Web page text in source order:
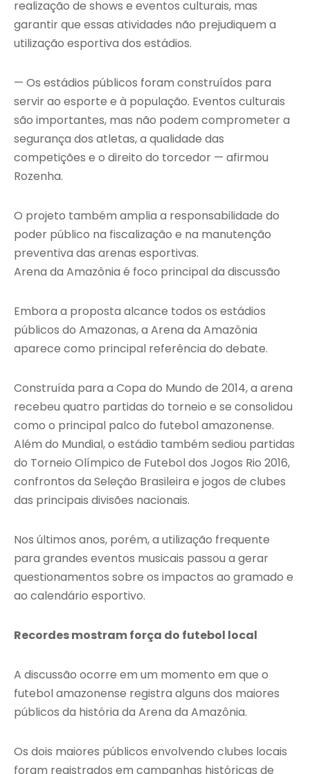
realização de shows e eventos culturais, mas
garantir que essas atividades não prejudiquem a
utilização esportiva dos estádios.
— Os estádios públicos foram construídos para
servir ao esporte e à população. Eventos culturais
são importantes, mas não podem comprometer a
segurança dos atletas, a qualidade das
competições e o direito do torcedor — afirmou
Rozenha.
O projeto também amplia a responsabilidade do
poder público na fiscalização e na manutenção
preventiva das arenas esportivas.
Arena da Amazônia é foco principal da discussão
Embora a proposta alcance todos os estádios
públicos do Amazonas, a Arena da Amazônia
aparece como principal referência do debate.
Construída para a Copa do Mundo de 2014, a arena
recebeu quatro partidas do torneio e se consolidou
como o principal palco do futebol amazonense.
Além do Mundial, o estádio também sediou partidas
do Torneio Olímpico de Futebol dos Jogos Rio 2016,
confrontos da Seleção Brasileira e jogos de clubes
das principais divisões nacionais.
Nos últimos anos, porém, a utilização frequente
para grandes eventos musicais passou a gerar
questionamentos sobre os impactos ao gramado e
ao calendário esportivo.
Recordes mostram força do futebol local
A discussão ocorre em um momento em que o
futebol amazonense registra alguns dos maiores
públicos da história da Arena da Amazônia.
Os dois maiores públicos envolvendo clubes locais
foram registrados em campanhas históricas de